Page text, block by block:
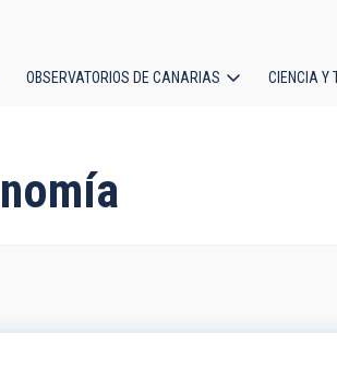
OBSERVATORIOS DE CANARIAS CIENCIA Y